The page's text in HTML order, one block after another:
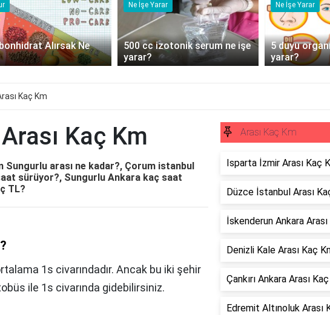
Alırsak Ne
Ne İşe Yarar
500 cc izotonik serum ne işe
yarar?
Ne İşe Yarar
5 duyu
yarar?
Kaç Km
Kaç Km
Sungurlu arası ne kadar?, Çorum istanbul
sürüyor?, Sungurlu Ankara kaç saat
TL?
1s civarındadır. Ancak bu iki şehir
ile 1s civarında gidebilirsiniz.
Arası Kaç Km
Isparta İzmir Arası Kaç
Düzce İstanbul Arası
İskenderun Ankara
Denizli Kale Arası Kaç
Çankırı Ankara Arası
Edremit Altınoluk Arası